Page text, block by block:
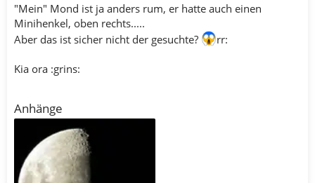
"Mein" Mond ist ja anders rum, er hatte auch einen
Minihenkel, oben rechts.....
Aber das ist sicher nicht der gesuchte?
rr:
Kia ora :grins:
Anhänge